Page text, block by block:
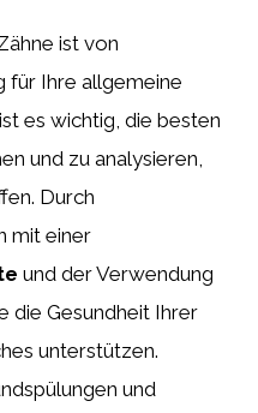
ist von
für Ihre allgemeine
es wichtig, die besten
und zu analysieren,
Durch
mit einer
und der Verwendung
die Gesundheit Ihrer
unterstützen.
und